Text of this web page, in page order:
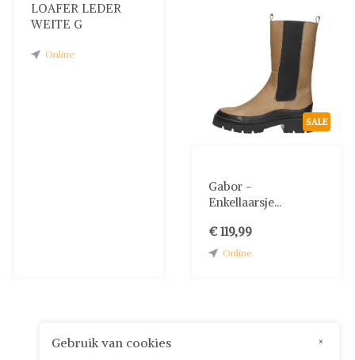
LOAFER LEDER
WEITE G
Online
SALE
Gabor -
Enkellaarsje...
€ 119,99
Online
×
Gebruik van cookies